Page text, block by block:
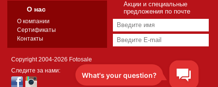
О нас
О компании
Сертификаты
Контакты
Акции и специальные
предложения по почте
Copyright 2004-2026 Fotosale
Следите за нами: